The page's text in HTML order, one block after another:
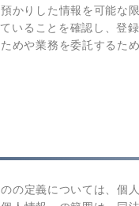
かりした情報を可能
いることを確認し、登
めや業務を委託するた
の定義については、